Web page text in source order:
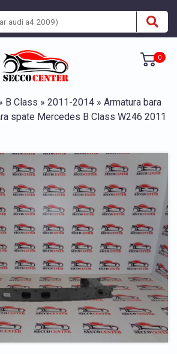
0
B Class » 2011-2014 » Armatura bara
spate Mercedes B Class W246 2011